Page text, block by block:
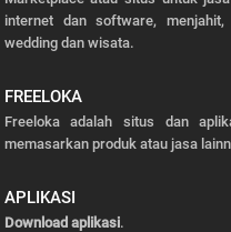
internet dan software,
wedding dan wisata.
FREELOKA
Freeloka adalah situs dan
memasarkan produk atau jasa
APLIKASI
Download aplikasi.